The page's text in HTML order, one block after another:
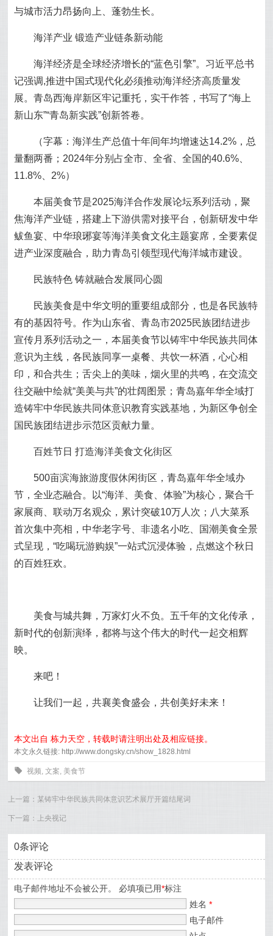
与城市活力昂扬向上、蓬勃生长。
海洋产业 锻造产业链条新动能
海洋经济是全球经济增长的“蓝色引擎”。习近平总书
记强调,推进中国式现代化必须推动海洋经济高质量发
展。青岛西海岸新区牢记重托，实干作答，书写了“海上
新山东”“青岛新实践”创新答卷。
（字幕：海洋生产总值十年间年均增速达14.2%，总
量翻两番；2024年分别占全市、全省、全国的40.6%、
11.8%、2%）
本届美食节是2025海洋合作发展论坛系列活动，聚
焦海洋产业链，搭建上下游供需对接平台，创新研发中华
鲅鱼宴、中华琅琊宴等海洋美食文化主题宴席，全要素促
进产业深度融合，助力青岛引领型现代海洋城市建设。
民族特色 铸就融合发展同心圆
民族美食是中华文明的重要组成部分，也是各民族特
有的基因符号。作为山东省、青岛市2025民族团结进步
宣传月系列活动之一，本届美食节以铸牢中华民族共同体
意识为主线，各民族同享一桌餐、共饮一杯酒，心心相
印，和合共生；舌尖上的美味，烟火里的共鸣，在交流交
往交融中绘就“美美与共”的壮阔图景；青岛嘉年华全域打
造铸牢中华民族共同体意识教育实践基地，为新区争创全
国民族团结进步示范区贡献力量。
百姓节日 打造海洋美食文化街区
500亩滨海旅游度假休闲街区，青岛嘉年华全域办
节，全业态融合。以“海洋、美食、体验”为核心，聚合千
家展商、联动万名观众，累计突破10万人次；八大菜系
首次集中亮相，中华老字号、非遗名小吃、国潮美食全景
式呈现，“吃喝玩游购娱”一站式沉浸体验，点燃这个秋日
的百姓狂欢。
美食与城共舞，万家灯火不负。五千年的文化传承，
新时代的创新演绎，都将与这个伟大的时代一起交相辉
映。
来吧！
让我们一起，共襄美食盛会，共创美好未来！
本文出自 栋力天空，转载时请注明出处及相应链接。
本文永久链接: http://www.dongsky.cn/show_1828.html
0 视频 ,文案 美食节
上一篇： 某铸牢中华民族共同体意识艺术展厅开篇结尾词
下一篇： 上央视记
0条评论
发表评论
电子邮件地址不会被公开。 必填项已用*标注
姓名*
电子邮件